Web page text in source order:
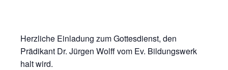
Herzliche Einladung zum Gottesdienst, den
Prädikant Dr. Jürgen Wolff vom Ev. Bildungswerk
halt wird.